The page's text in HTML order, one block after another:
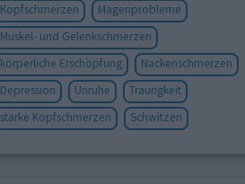
Kopfschmerzen
Magenprobleme
Muskel- und Gelenkschmerzen
körperliche Erschöpfung
Nackenschmerzen
Depression
Unruhe
Traurigkeit
starke Kopfschmerzen
Schwitzen